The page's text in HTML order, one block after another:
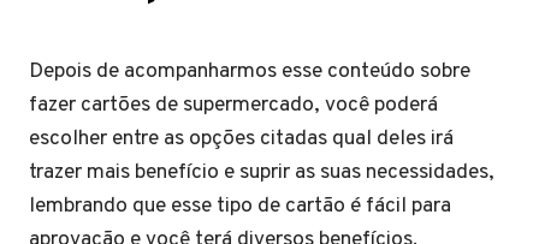
Depois de acompanharmos esse conteúdo sobre
fazer cartões de supermercado, você poderá
escolher entre as opções citadas qual deles irá
trazer mais benefício e suprir as suas necessidades,
lembrando que esse tipo de cartão é fácil para